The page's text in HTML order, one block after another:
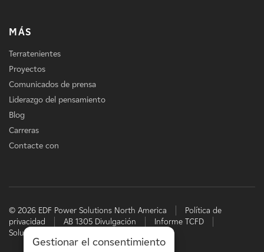
MÁS
Terratenientes
Proyectos
Comunicados de prensa
Liderazgo del pensamiento
Blog
Carreras
Contacte con
© 2026 EDF Power Solutions North America
Política de
privacidad
AB 1305 Divulgación
Informe TCFD
Soluciones energéticas de EDF
Gestionar el consentimiento